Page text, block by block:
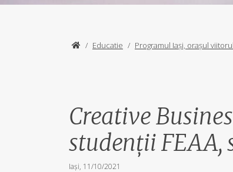
/ Educatie / Programul Iași, orașul
Creative
studenții FEAA,
Iași, 11/10/2021